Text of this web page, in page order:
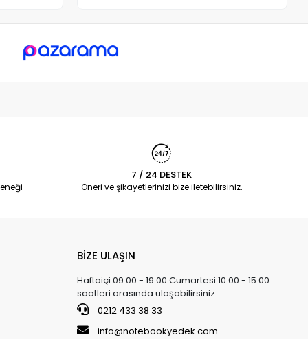
7 / 24 DESTEK
Öneri ve şikayetlerinizi bize iletebilirsiniz.
BİZE ULAŞIN
Haftaiçi 09:00 - 19:00 Cumartesi 10:00 - 15:00
saatleri arasında ulaşabilirsiniz.
0212 433 38 33
info@notebookyedek.com